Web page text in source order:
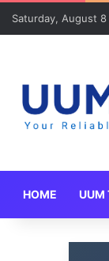
Saturday, August
HOME UUM